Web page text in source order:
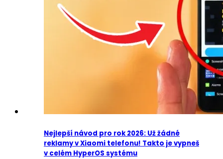
Nejlepší návod pro rok 2026: Už žádné
reklamy v Xiaomi telefonu! Takto je vypneš
v celém HyperOS systému